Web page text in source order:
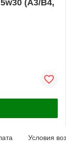
(A3/B4,
Условия